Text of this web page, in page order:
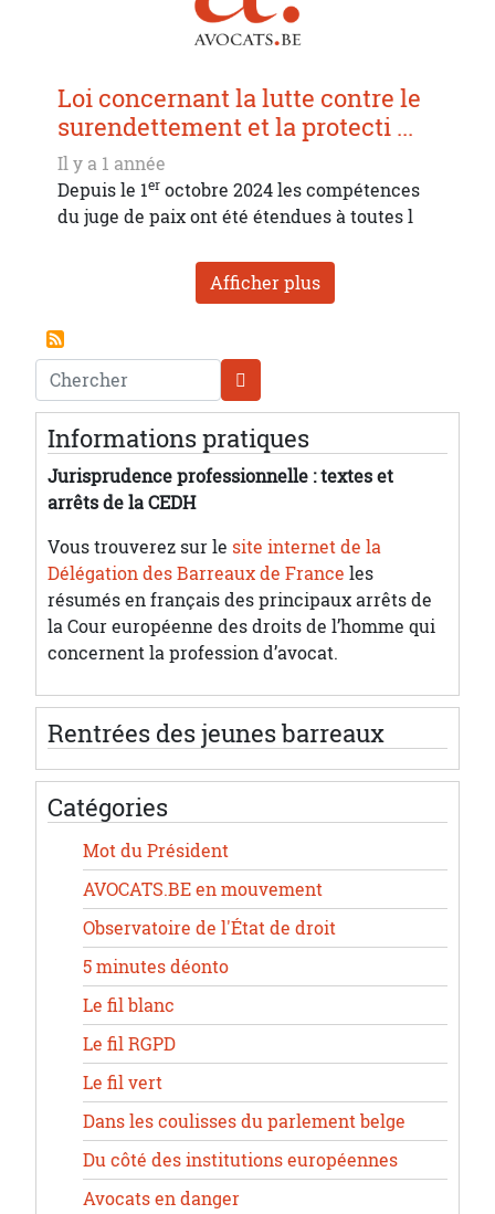
Loi concernant la lutte contre le
surendettement et la protecti ...
Il y a 1 année
Depuis le 1er octobre 2024 les compétences
du juge de paix ont été étendues à toutes l
Afficher plus
Chercher
Informations pratiques
Jurisprudence professionnelle : textes et
arrêts de la CEDH
Vous trouverez sur le site internet de la
Délégation des Barreaux de France les
résumés en français des principaux arrêts de
la Cour européenne des droits de l’homme qui
concernent la profession d’avocat.
Rentrées des jeunes barreaux
Catégories
Mot du Président
AVOCATS.BE en mouvement
Observatoire de l'État de droit
5 minutes déonto
Le fil blanc
Le fil RGPD
Le fil vert
Dans les coulisses du parlement belge
Du côté des institutions européennes
Avocats en danger